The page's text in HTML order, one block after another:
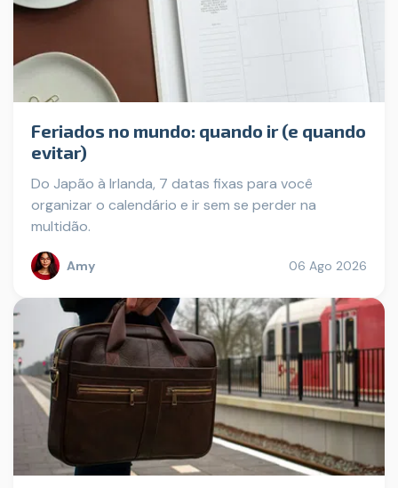
Feriados no mundo: quando ir (e quando
evitar)
Do Japão à Irlanda, 7 datas fixas para você
organizar o calendário e ir sem se perder na
multidão.
Amy 06 Ago 2026